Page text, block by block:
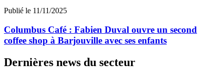
Publié le 11/11/2025
Columbus Café : Fabien Duval ouvre un second
coffee shop à Barjouville avec ses enfants
Dernières news du secteur